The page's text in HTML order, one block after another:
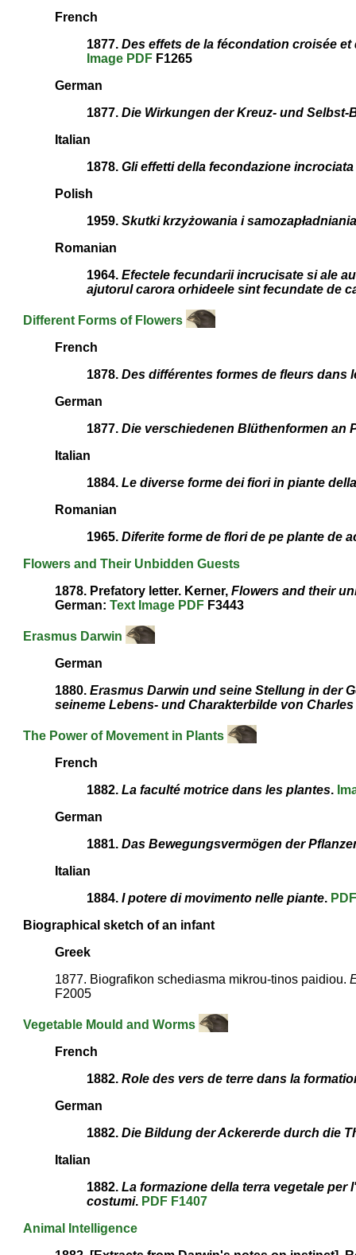
French
1877.Des effets de la fécondation croisée
Image PDF F1265
German
1877.Die Wirkungen der Kreuz- und
Italian
1878.Gli effetti della fecondazione
Polish
1959.Skutki krzyżowania i
Romanian
1964.Efectele fecundarii incrucisate si ale
ajutorul carora orhideele sint fecundate de
Different Forms of Flowers
French
1878.Des différentes formes de fleurs dans
German
1877.Die verschiedenen Blüthenformen an
Italian
1884.Le diverse forme dei fiori in piante
Romanian
1965.Diferite forme de flori de pe plante de
Flowers and Their Unbidden Guests
1878. Prefatory letter. Kerner,Flowers and their
German:Text Image PDF F3443
Erasmus Darwin
German
1880.Erasmus Darwin und seine Stellung in der
seineme Lebens- und Charakterbilde von
The Power of Movement in Plants
French
1882.La faculté motrice dans les plantes.
German
1881.Das Bewegungsvermögen der
Italian
1884.I potere di movimento nelle piante.
Biographical sketch of an infant
Greek
1877. Biografikon schediasma mikrou-tinos paidiou.
F2005
Vegetable Mould and Worms
French
1882.Role des vers de terre dans la
German
1882.Die Bildung der Ackererde durch die
Italian
1882.La formazione della terra vegetale
costumi. PDF F1407
Animal Intelligence